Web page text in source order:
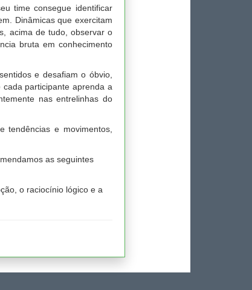
time consegue identificar
Dinâmicas que exercitam
acima de tudo, observar o
bruta em conhecimento
e desafiam o óbvio,
participante aprenda a
nas entrelinhas do
tendências e movimentos,
as seguintes
o raciocínio lógico e a